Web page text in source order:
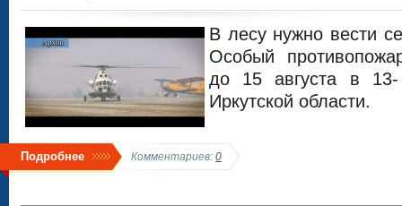
В лесу нужно вести
Особый
до 15 августа в 13-
Иркутской области.
Подробнее Комментариев: 0